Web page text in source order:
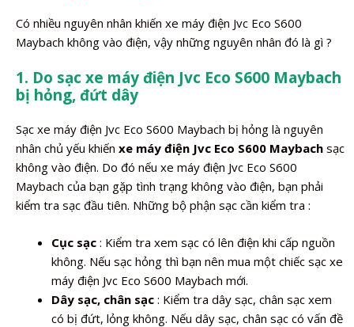
Có nhiều nguyên nhân khiến xe máy điện Jvc Eco S600
Maybach không vào điện, vậy những nguyên nhân đó là gì ?
1. Do sạc xe máy điện Jvc Eco S600 Maybach
bị hỏng, đứt dây
Sạc xe máy điện Jvc Eco S600 Maybach bị hỏng là nguyên
nhân chủ yếu khiến xe máy điện Jvc Eco S600 Maybach sạc
không vào điện. Do đó nếu xe máy điện Jvc Eco S600
Maybach của bạn gặp tình trạng không vào điện, bạn phải
kiểm tra sạc đầu tiên. Những bộ phận sạc cần kiểm tra :
Cục sạc : Kiểm tra xem sạc có lên điện khi cấp nguồn
không. Nếu sạc hỏng thì bạn nên mua một chiếc sạc xe
máy điện Jvc Eco S600 Maybach mới.
Dây sạc, chân sạc : Kiểm tra dây sạc, chân sạc xem
có bị đứt, lỏng không. Nếu dây sạc, chân sạc có vấn đề